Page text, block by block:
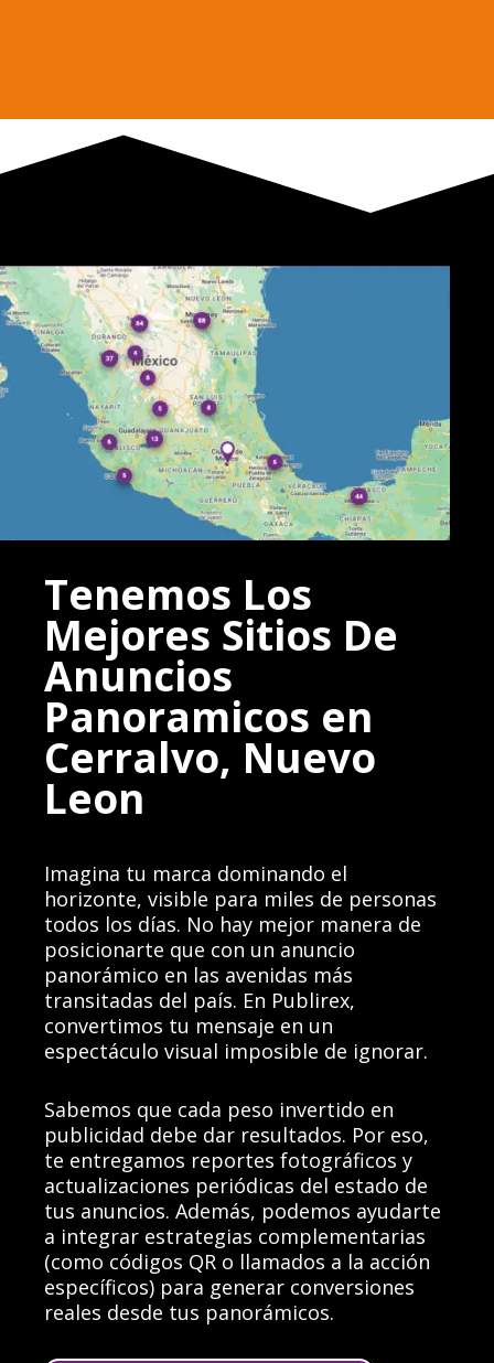
Tenemos Los
Mejores Sitios De
Anuncios
Panoramicos en
Cerralvo, Nuevo
Leon
Imagina tu marca dominando el
horizonte, visible para miles de personas
todos los días. No hay mejor manera de
posicionarte que con un anuncio
panorámico en las avenidas más
transitadas del país. En Publirex,
convertimos tu mensaje en un
espectáculo visual imposible de ignorar.
Sabemos que cada peso invertido en
publicidad debe dar resultados. Por eso,
te entregamos reportes fotográficos y
actualizaciones periódicas del estado de
tus anuncios. Además, podemos ayudarte
a integrar estrategias complementarias
(como códigos QR o llamados a la acción
específicos) para generar conversiones
reales desde tus panorámicos.